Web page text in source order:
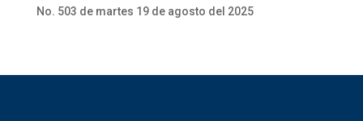
No. 503 de martes 19 de agosto del 2025